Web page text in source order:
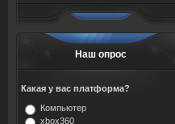
Наш опрос
Какая у вас платформа?
Компьютер
xbox360